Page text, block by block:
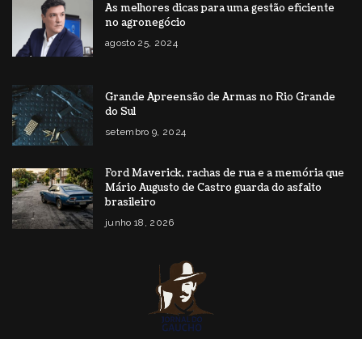
As melhores dicas para uma gestão eficiente
no agronegócio
agosto 25, 2024
Grande Apreensão de Armas no Rio Grande
do Sul
setembro 9, 2024
Ford Maverick, rachas de rua e a memória que
Mário Augusto de Castro guarda do asfalto
brasileiro
junho 18, 2026